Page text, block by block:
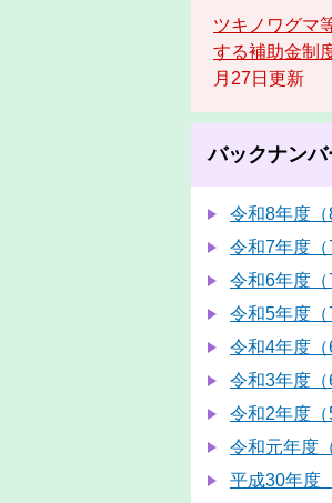
ツキノワグマ
する補助金制
月27日更新
バックナンバ
令和8年度（
令和7年度（
令和6年度（
令和5年度（
令和4年度（
令和3年度（
令和2年度（
令和元年度
平成30年度